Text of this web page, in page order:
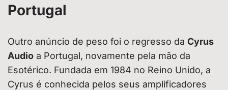
Portugal
Outro anúncio de peso foi o regresso da Cyrus
Audio a Portugal, novamente pela mão da
Esotérico. Fundada em 1984 no Reino Unido, a
Cyrus é conhecida pelos seus amplificadores